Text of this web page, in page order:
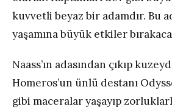
kuvvetli beyaz bir adamdır. Bu
yaşamına büyük etkiler
Naass’ın adasından çıkıp
Homeros’un ünlü destanı
gibi maceralar yaşayıp